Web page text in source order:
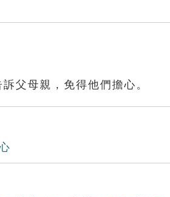
父母親，免得他們擔心。